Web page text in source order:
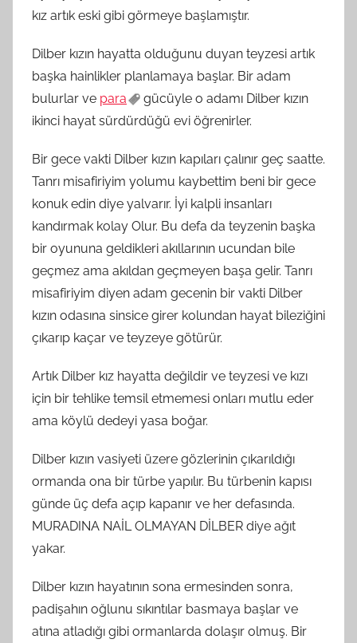
kız artık eski gibi görmeye başlamıştır.
Dilber kızın hayatta olduğunu duyan teyzesi artık
başka hainlikler planlamaya başlar. Bir adam
bulurlar ve para
gücüyle o adamı Dilber kızın
ikinci hayat sürdürdüğü evi öğrenirler.
Bir gece vakti Dilber kızın kapıları çalınır geç saatte.
Tanrı misafiriyim yolumu kaybettim beni bir gece
konuk edin diye yalvarır. İyi kalpli insanları
kandırmak kolay Olur. Bu defa da teyzenin başka
bir oyununa geldikleri akıllarının ucundan bile
geçmez ama akıldan geçmeyen başa gelir. Tanrı
misafiriyim diyen adam gecenin bir vakti Dilber
kızın odasına sinsice girer kolundan hayat bileziğini
çıkarıp kaçar ve teyzeye götürür.
Artık Dilber kız hayatta değildir ve teyzesi ve kızı
için bir tehlike temsil etmemesi onları mutlu eder
ama köylü dedeyi yasa boğar.
Dilber kızın vasiyeti üzere gözlerinin çıkarıldığı
ormanda ona bir türbe yapılır. Bu türbenin kapısı
günde üç defa açıp kapanır ve her defasında.
MURADINA NAİL OLMAYAN DİLBER diye ağıt
yakar.
Dilber kızın hayatının sona ermesinden sonra,
padişahın oğlunu sıkıntılar basmaya başlar ve
atına atladığı gibi ormanlarda dolaşır olmuş. Bir